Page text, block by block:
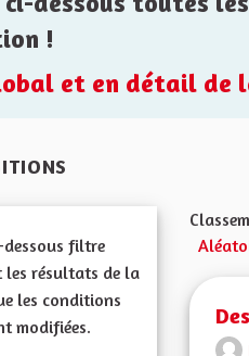
!
et en détail de
filtre
les résultats de la
les conditions
modifiées.